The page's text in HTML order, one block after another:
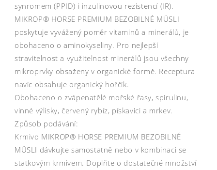
synromem (PPID) i inzulinovou rezistencí (IR).
MIKROP® HORSE PREMIUM BEZOBILNÉ MÜSLI
poskytuje vyvážený poměr vitaminů a minerálů, je
obohaceno o aminokyseliny. Pro nejlepší
stravitelnost a využitelnost minerálů jsou všechny
mikroprvky obsaženy v organické formě. Receptura
navíc obsahuje organický hořčík.
Obohaceno o zvápenatělé mořské řasy, spirulinu,
vinné výlisky, červený rybíz, pískavici a mrkev.
Způsob podávání:
Krmivo MIKROP® HORSE PREMIUM BEZOBILNÉ
MÜSLI dávkujte samostatně nebo v kombinaci se
statkovým krmivem. Doplňte o dostatečné množství